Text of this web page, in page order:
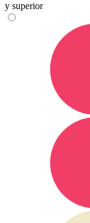
y superior